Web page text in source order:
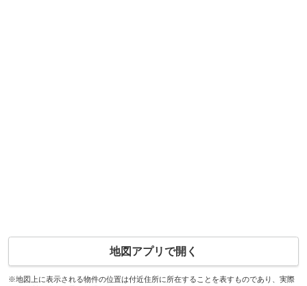
地図アプリで開く
※地図上に表示される物件の位置は付近住所に所在することを表すものであり、実際